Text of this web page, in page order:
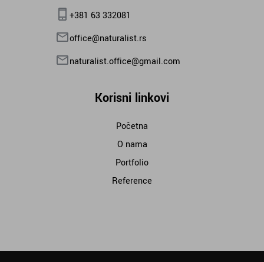
+381 63 332081
office@naturalist.rs
naturalist.office@gmail.com
Korisni linkovi
Početna
O nama
Portfolio
Reference